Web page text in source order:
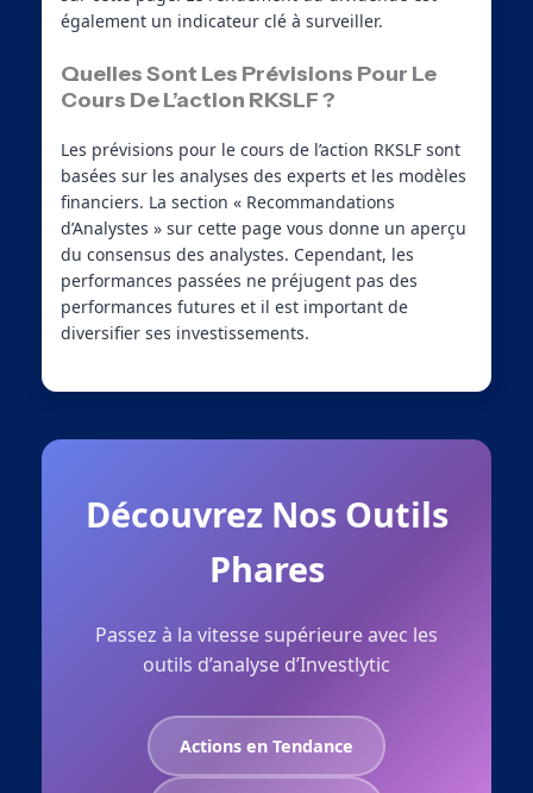
également un indicateur clé à surveiller.
Quelles Sont Les Prévisions Pour Le
Cours De L’action RKSLF ?
Les prévisions pour le cours de l’action RKSLF sont
basées sur les analyses des experts et les modèles
financiers. La section « Recommandations
d’Analystes » sur cette page vous donne un aperçu
du consensus des analystes. Cependant, les
performances passées ne préjugent pas des
performances futures et il est important de
diversifier ses investissements.
Découvrez Nos Outils
Phares
Passez à la vitesse supérieure avec les
outils d’analyse d’Investlytic
Actions en Tendance